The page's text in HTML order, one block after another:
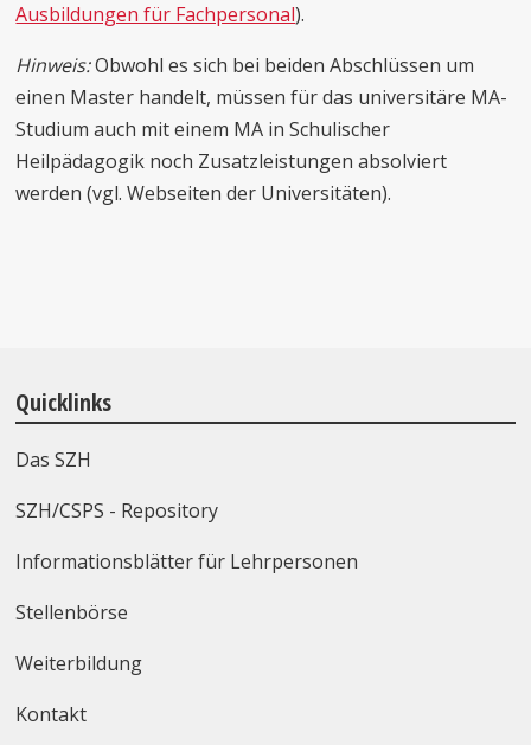
Ausbildungen für Fachpersonal).
Hinweis:Obwohl es sich bei beiden Abschlüssen um
einen Master handelt, müssen für das universitäre MA-
Studium auch mit einem MA in Schulischer
Heilpädagogik noch Zusatzleistungen absolviert
werden (vgl. Webseiten der Universitäten).
Quicklinks
Das SZH
SZH/CSPS - Repository
Informationsblätter für Lehrpersonen
Stellenbörse
Weiterbildung
Kontakt